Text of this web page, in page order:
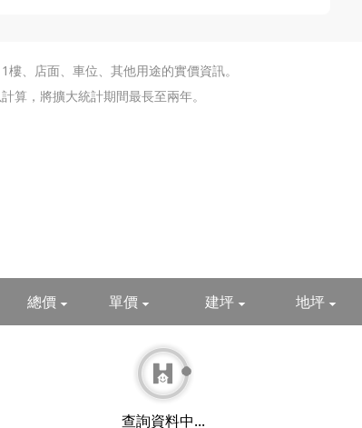
、店面、車位、其他用途的實價資訊。
算，將擴大統計期間最長至兩年。
總價 單價 建坪 地坪
查詢資料中...